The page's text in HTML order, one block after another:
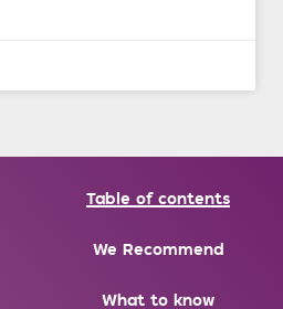
Table of contents
We Recommend
What to know